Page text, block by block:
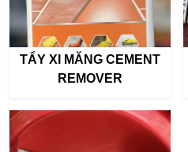
TẨY XI MĂNG CEMENT
REMOVER